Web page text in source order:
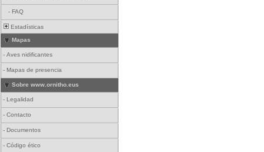
- FAQ
Estadísticas
Mapas
- Aves nidificantes
- Mapas de presencia
Sobre www.ornitho.eus
- Legalidad
- Contacto
- Documentos
- Código ético